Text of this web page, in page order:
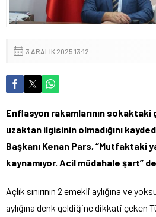
3 ARALIK 2025 13:12
Enflasyon rakamlarının
uzaktan ilgisinin olmadığını
Başkanı Kenan Pars, “Mutfaktaki
kaynamıyor. Acil müdahale şart”
Açlık sınırının 2 emekli aylığına ve
aylığına denk geldiğine dikkati çeken